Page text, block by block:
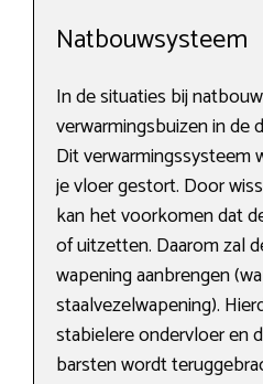
Natbouwsysteem
In de situaties bij
verwarmingsbuizen in de
Dit verwarmingssysteem
je vloer gestort. Door
kan het voorkomen dat
of uitzetten. Daarom zal
wapening aanbrengen
staalvezelwapening).
stabielere ondervloer en
barsten wordt